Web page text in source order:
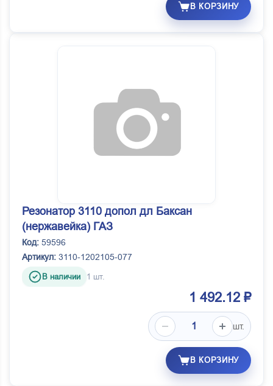
В КОРЗИНУ
Резонатор 3110 допол дл Баксан
(нержавейка) ГАЗ
Код: 59596
Артикул: 3110-1202105-077
В наличии 1 шт.
1 492.12 ₽
шт.
В КОРЗИНУ